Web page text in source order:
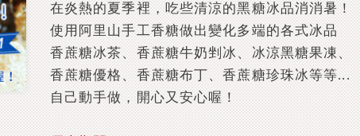
在炎熱的夏季裡，吃些清涼的黑糖冰品消消暑！
使用阿里山手工香糖做出變化多端的各式冰品
香蔗糖冰茶、香蔗糖牛奶剉冰、冰涼黑糖果凍、
香蔗糖優格、香蔗糖布丁、香蔗糖珍珠冰等等...
自己動手做，開心又安心喔！